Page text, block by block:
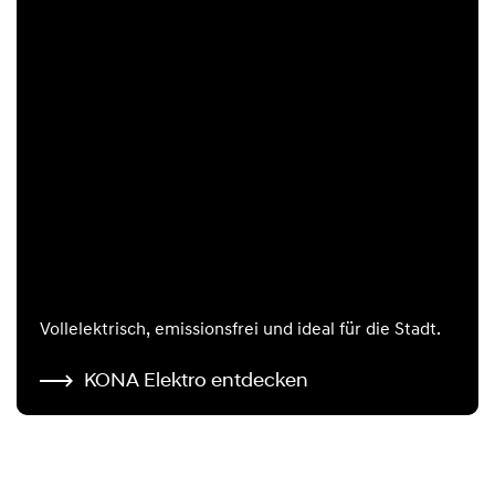
Vollelektrisch, emissionsfrei und ideal für die Stadt.
KONA Elektro entdecken